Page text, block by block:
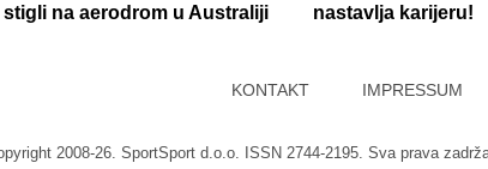
na aerodrom u Australiji
nastavlja karijeru!
KONTAKT IMPRESSUM
2008-26. SportSport d.o.o. ISSN 2744-2195. Sva prava